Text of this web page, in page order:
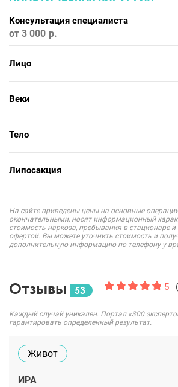
Консультация специалиста
от 3 000
Лицо
Веки
Тело
Липосакция
На сайте приведены цены на основные
окончательными, носят информационный
стоимость наркоза, пребывания в стационаре
офертой. Вы можете уточнить стоимость и
дополнительную информацию по телефону у
Отзывы 53 5
Каждый случай уникален. Портал «300
гарантировать определенный результат.
Живот
ИРА